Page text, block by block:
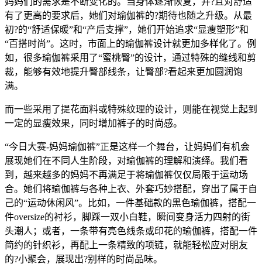
有了更高的要求后，她们对瑜伽裤的?期待也随之升级。从最
初?的“舒适保暖”和“产后支撑”，她们开始追求“显瘦塑形”和
“百搭时尚”。这时，市面上的瑜伽裤设计就更加多样化了。例
如，很多瑜伽裤采用了“蜜桃臀”的设计，通过特殊的缝线和剪
裁，能够有效地提升臀部线条，让臀部?看起来更加圆润饱
满。
而一些采用了提花面料或特殊纹理的设计，则能在视觉上起到
一定的显瘦效果，同时增加裤子的时尚感。
“今日大赛-妈妈瑜伽裤”正是这样一个舞台，让妈妈们有机会
展现她们在不同人生阶段，对瑜伽裤的理解和演绎。我们看
到，越来越多的妈妈不再满足于将瑜伽裤仅仅局限于运动场
合。她们将瑜伽裤与各种上衣、外套巧妙搭配，穿出了属于自
己的“运动休闲风”。比如，一件基础款的黑色瑜伽裤，搭配一
件oversize的衬衫，脚踩一双小白鞋，瞬间变身活力四射的街
头潮人；或者，一条带有亮色线条或印花的瑜伽裤，搭配一件
简约的针织衫，再配上一条精致的项链，就能轻松应对朋友
的?小聚会，展现出?别样的时尚品味。